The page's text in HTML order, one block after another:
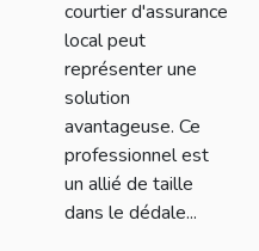
courtier d'assurance
local peut
représenter une
solution
avantageuse. Ce
professionnel est
un allié de taille
dans le dédale...